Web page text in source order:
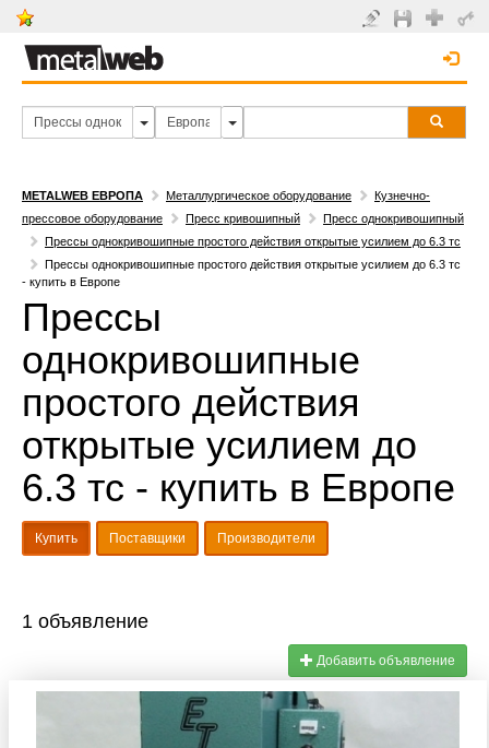
METALWEB ЕВРОПА Металлургическое оборудование
Кузнечно-
прессовое оборудование
Пресс кривошипный
Пресс однокривошипный
Прессы однокривошипные простого действия открытые усилием до 6.3 тс
Прессы однокривошипные простого действия открытые усилием до 6.3 тс
- купить в Европе
Прессы
однокривошипные
простого действия
открытые усилием до
6.3 тс - купить в Европе
Купить Поставщики Производители
1 объявление
Добавить объявление